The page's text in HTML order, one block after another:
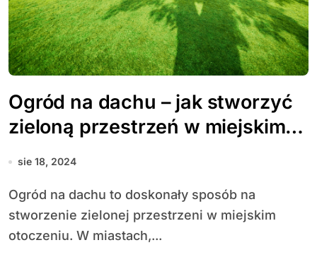
Ogród na dachu – jak stworzyć
zieloną przestrzeń w miejskim
otoczeniu?
sie 18, 2024
Ogród na dachu to doskonały sposób na
stworzenie zielonej przestrzeni w miejskim
otoczeniu. W miastach,...